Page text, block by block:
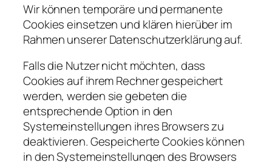
Wir können temporäre und permanente
Cookies einsetzen und klären hierüber im
Rahmen unserer Datenschutzerklärung auf.
Falls die Nutzer nicht möchten, dass
Cookies auf ihrem Rechner gespeichert
werden, werden sie gebeten die
entsprechende Option in den
Systemeinstellungen ihres Browsers zu
deaktivieren. Gespeicherte Cookies können
in den Systemeinstellungen des Browsers